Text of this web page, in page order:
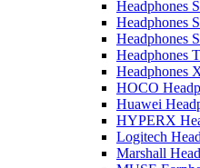
Headphones
Headphones
Headphones
Headphones
Headphones
HOCO
Huawei
HYPERX
Logitech
Marshall